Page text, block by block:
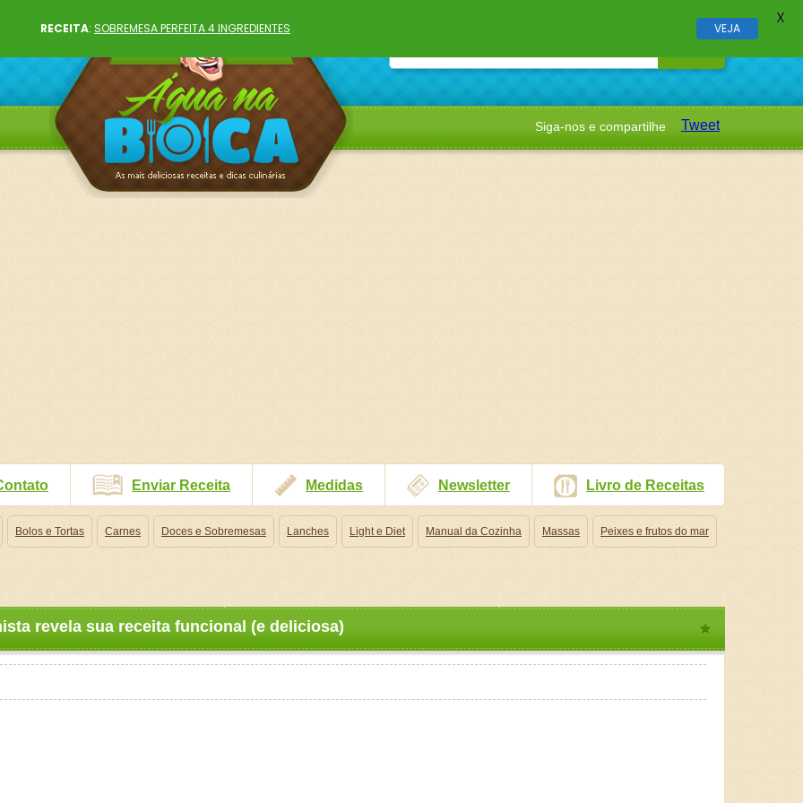
Siga-nos e compartilhe Tweet
Enviar Receita Medidas Newsletter Livro de Receitas
Bolos e Tortas Carnes Doces e Sobremesas Lanches Light e Diet Manual da Cozinha Massas Peixes e frutos do mar
revela sua receita funcional (e deliciosa)
RECEITA: SOBREMESA PERFEITA 4 INGREDIENTES VEJA
X